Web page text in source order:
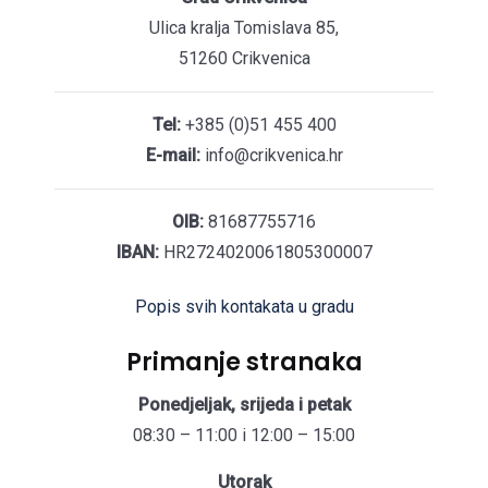
Ulica kralja Tomislava 85,
51260 Crikvenica
Tel:+385 (0)51 455 400
E-mail:info@crikvenica.hr
OIB: 81687755716
IBAN:HR2724020061805300007
Popis svih kontakata u gradu
Primanje stranaka
Ponedjeljak, srijeda i petak
08:30 – 11:00 i 12:00 – 15:00
Utorak